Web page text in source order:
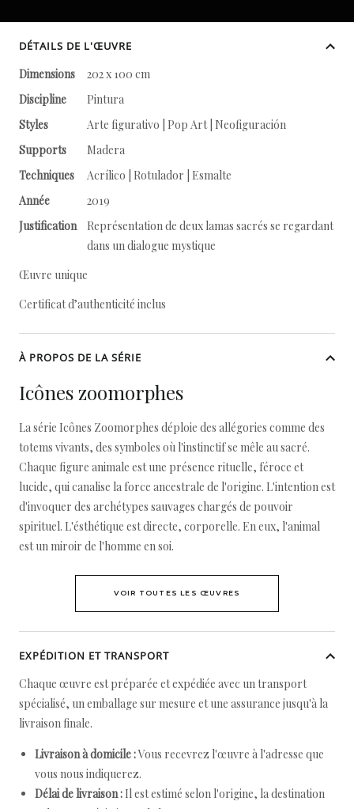
DÉTAILS DE L'ŒUVRE
Dimensions
202 x 100 cm
Discipline
Pintura
Styles
Arte figurativo | Pop Art | Neofiguración
Supports
Madera
Techniques
Acrílico | Rotulador | Esmalte
Année
2019
Justification
Représentation de deux lamas sacrés se regardant
dans un dialogue mystique
Œuvre unique
Certificat d’authenticité inclus
À PROPOS DE LA SÉRIE
Icônes zoomorphes
La série Icônes Zoomorphes déploie des allégories comme des
totems vivants, des symboles où l'instinctif se mêle au sacré.
Chaque figure animale est une présence rituelle, féroce et
lucide, qui canalise la force ancestrale de l'origine. L'intention est
d'invoquer des archétypes sauvages chargés de pouvoir
spirituel. L'ésthétique est directe, corporelle. En eux, l'animal
est un miroir de l'homme en soi.
VOIR TOUTES LES ŒUVRES
EXPÉDITION ET TRANSPORT
Chaque œuvre est préparée et expédiée avec un transport
spécialisé, un emballage sur mesure et une assurance jusqu'à la
livraison finale.
Livraison à domicile :Vous recevrez l'œuvre à l'adresse que
vous nous indiquerez.
Délai de livraison : Il est estimé selon l'origine, la destination